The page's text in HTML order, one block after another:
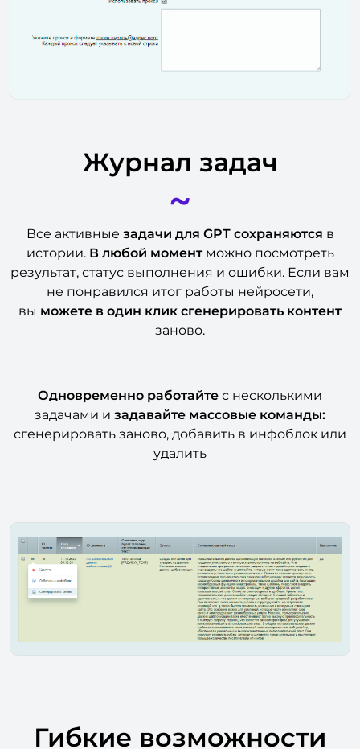
Журнал задач
~
Все активные задачи для GPT сохраняются в
истории. В любой момент можно посмотреть
результат, статус выполнения и ошибки. Если вам
не понравился итог работы нейросети,
вы можете в один клик сгенерировать контент
заново.
Одновременно работайте с несколькими
задачами и задавайте массовые команды:
сгенерировать заново, добавить в инфоблок или
удалить
Гибкие возможности